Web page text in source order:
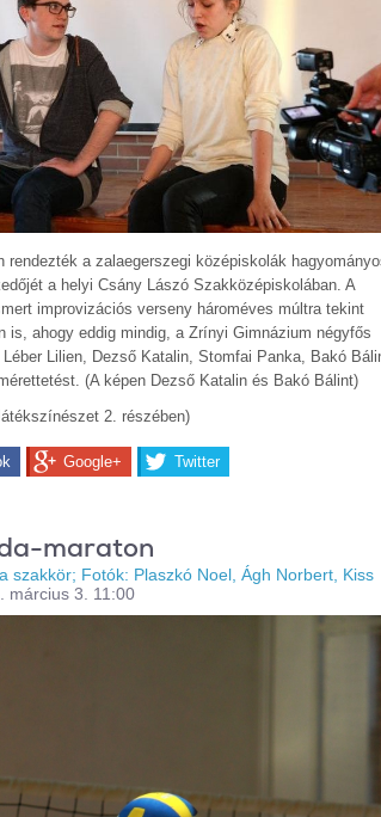
rendezték a zalaegerszegi középiskolák
a helyi Csány Lászó Szakközépiskolában. A
improvizációs verseny hároméves múltra tekint
is, ahogy eddig mindig, a Zrínyi Gimnázium négyfős
Lilien, Dezső Katalin, Stomfai Panka, Bakó
(A képen Dezső Katalin és Bakó Bálint)
2. részében)
Google+ Twitter
maraton
szakkör; Fotók: Plaszkó Noel, Ágh Norbert, Kiss
március 3. 11:00